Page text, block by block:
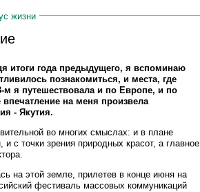
жизни
итоги года предыдущего, я вспоминаю
познакомиться, и места, где
м я путешествовала и по Европе, и по
на меня произвела
- Якутия.
во многих смыслах: и в плане
и с точки зрения природных красот, а главное,
на этой земле, прилетев в конце июня на
фестиваль массовых коммуникаций